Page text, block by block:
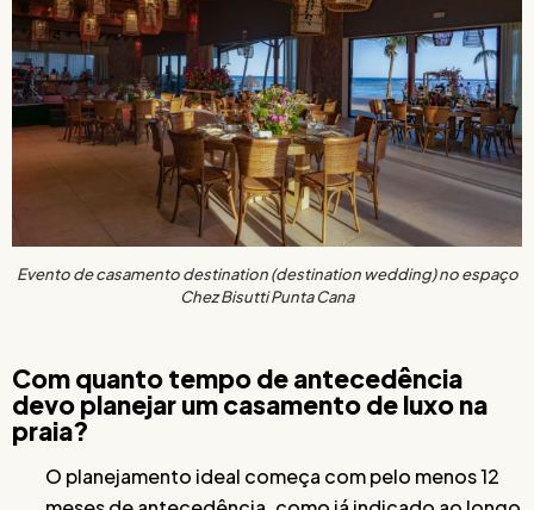
Evento de casamento destination (destination wedding) no espaço
Chez Bisutti Punta Cana
Com quanto tempo de antecedência
devo planejar um casamento de luxo na
praia?
O planejamento ideal começa com pelo menos 12